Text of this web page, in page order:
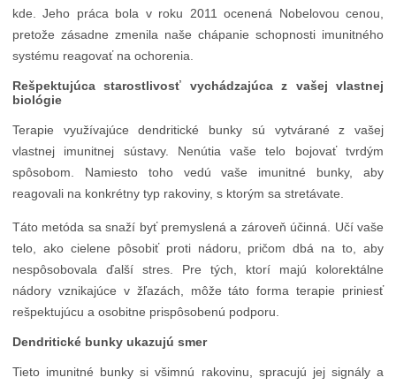
kde. Jeho práca bola v roku 2011 ocenená Nobelovou cenou,
pretože zásadne zmenila naše chápanie schopnosti imunitného
systému reagovať na ochorenia.
Rešpektujúca starostlivosť vychádzajúca z vašej vlastnej
biológie
Terapie využívajúce dendritické bunky sú vytvárané z vašej
vlastnej imunitnej sústavy. Nenútia vaše telo bojovať tvrdým
spôsobom. Namiesto toho vedú vaše imunitné bunky, aby
reagovali na konkrétny typ rakoviny, s ktorým sa stretávate.
Táto metóda sa snaží byť premyslená a zároveň účinná. Učí vaše
telo, ako cielene pôsobiť proti nádoru, pričom dbá na to, aby
nespôsobovala ďalší stres. Pre tých, ktorí majú kolorektálne
nádory vznikajúce v žľazách, môže táto forma terapie priniesť
rešpektujúcu a osobitne prispôsobenú podporu.
Dendritické bunky ukazujú smer
Tieto imunitné bunky si všimnú rakovinu, spracujú jej signály a